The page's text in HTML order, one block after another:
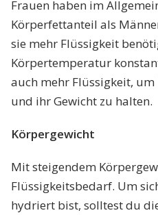
Frauen haben im
Körperfettanteil als
sie mehr Flüssigkeit
Körpertemperatur
auch mehr Flüssigkeit,
und ihr Gewicht zu halten.
Körpergewicht
Mit steigendem
Flüssigkeitsbedarf. Um
hydriert bist, solltest du